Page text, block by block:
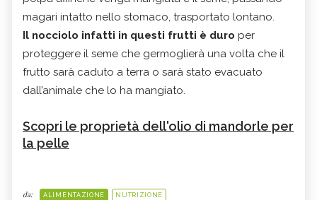
magari intatto nello stomaco, trasportato lontano.
Il nocciolo infatti in questi frutti è duro per
proteggere il seme che germoglierà una volta che il
frutto sarà caduto a terra o sarà stato evacuato
dall’animale che lo ha mangiato.
Scopri le proprietà dell'olio di mandorle per
la pelle
da: ALIMENTAZIONE NUTRIZIONE